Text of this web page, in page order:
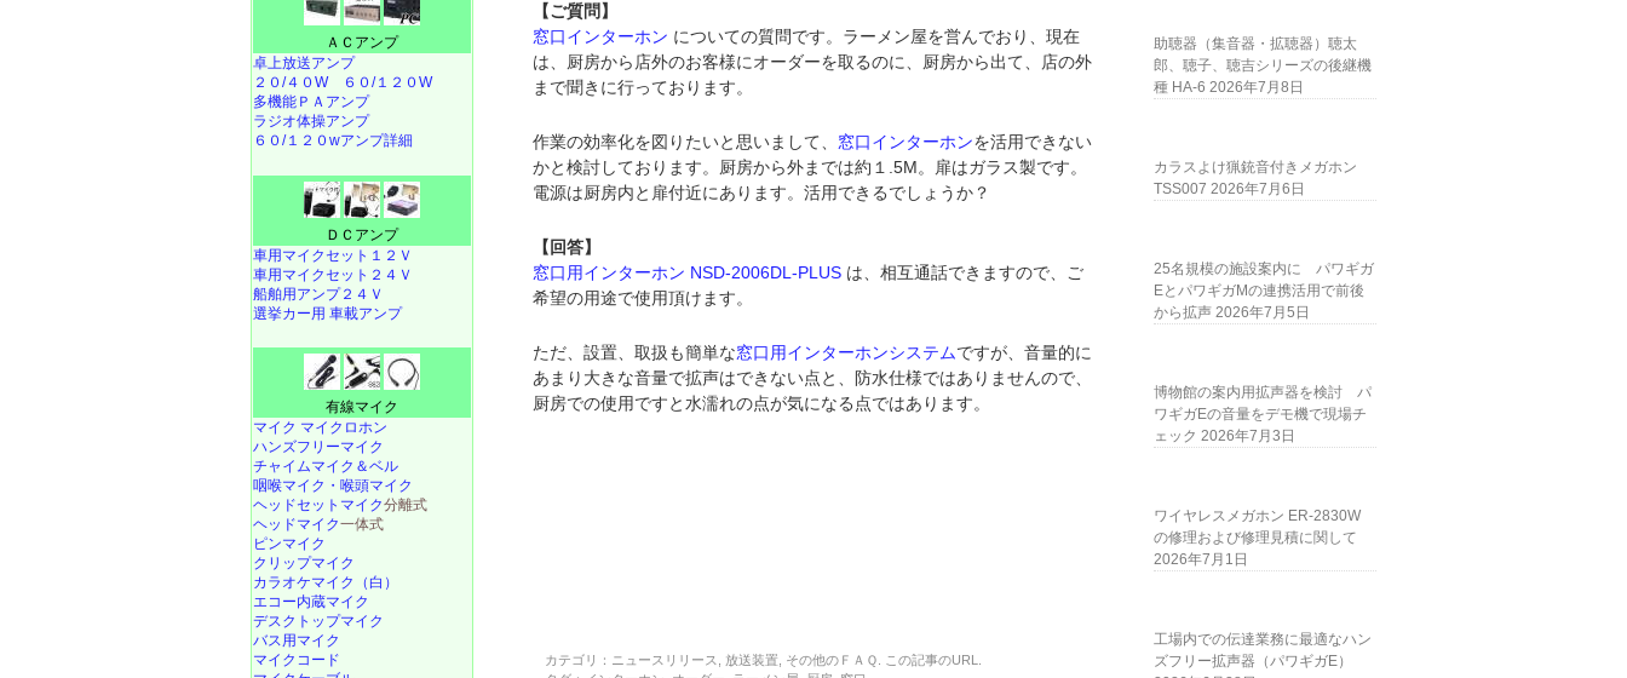
【ご質問】
窓口インターホン についての質問です。ラーメン屋を営んでおり、現在
は、厨房から店外のお客様にオーダーを取るのに、厨房から出て、店の外
まで聞きに行っております。
作業の効率化を図りたいと思いまして、 窓口インターホンを活用できない
かと検討しております。厨房から外までは約１.5M。扉はガラス製です。
電源は厨房内と扉付近にあります。活用できるでしょうか？
【回答】
窓口用インターホン NSD-2006DL-PLUS は、相互通話できますので、ご
希望の用途で使用頂けます。
ただ、設置、取扱も簡単な窓口用インターホンシステムですが、音量的に
あまり大きな音量で拡声はできない点と、防水仕様ではありませんので、
厨房での使用ですと水濡れの点が気になる点ではあります。
カテゴリ： ニュースリリース, 放送装置, その他のＦＡＱ. この記事のURL.
ＡＣアンプ
卓上放送アンプ
２０/４０W
６０/１２０W
多機能ＰＡアンプ
ラジオ体操アンプ
６０/１２０wアンプ詳細
ＤＣアンプ
車用マイクセット１２Ｖ
車用マイクセット２４Ｖ
船舶用アンプ２４Ｖ
選挙カー用 車載アンプ
有線マイク
マイク マイクロホン
ハンズフリーマイク
チャイムマイク＆ベル
咽喉マイク・喉頭マイク
ヘッドセットマイク分離式
ヘッドマイク一体式
ピンマイク
クリップマイク
カラオケマイク（白）
エコー内蔵マイク
デスクトップマイク
バス用マイク
マイクコード
助聴器（集音器・拡聴器）聴太
郎、聴子、聴吉シリーズの後継機
種 HA-6 2026年7月8日
カラスよけ猟銃音付きメガホン
TSS007 2026年7月6日
25名規模の施設案内に パワギガ
EとパワギガMの連携活用で前後
から拡声 2026年7月5日
博物館の案内用拡声器を検討 パ
ワギガEの音量をデモ機で現場チ
ェック 2026年7月3日
ワイヤレスメガホン ER-2830W
の修理および修理見積に関して
2026年7月1日
工場内での伝達業務に最適なハン
ズフリー拡声器（パワギガE）